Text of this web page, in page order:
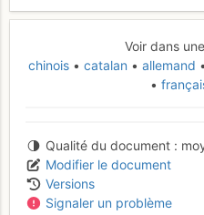
Voir dans
chinois
catalan allemand
Qualité du document
Modifier le document
Versions
Signaler un problème